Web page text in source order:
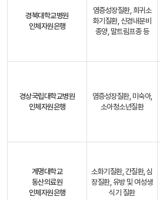
경북대학교병원
인체자원은행
염증성장질환, 희귀소
화기질환, 신경내분비
종양, 말트림프종 등
경상국립대학교병원
인체자원은행
염증성장질환, 미숙아,
소아청소년질환
계명대학교
동산의료원
인체자원은행
소화기질환, 간질환, 심
장질환, 유방 및 여성생
식기 질환